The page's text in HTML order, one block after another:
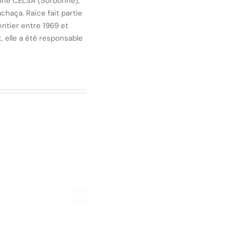
Raice fait partie
entre 1969 et
elle a été responsable